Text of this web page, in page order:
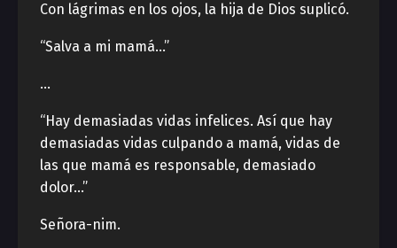
Con lágrimas en los ojos, la hija de Dios suplicó.
“Salva a mi mamá…”
…
“Hay demasiadas vidas infelices. Así que hay
demasiadas vidas culpando a mamá, vidas de
las que mamá es responsable, demasiado
dolor…”
Señora-nim.